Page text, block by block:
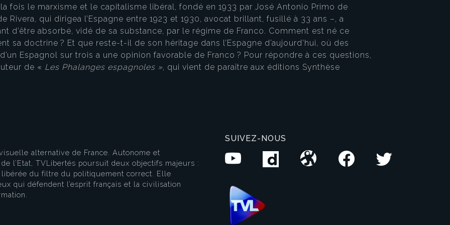
des cookies
fois le marxisme et le capitalisme libéral, fondé en 1933 par José Antonio Primo de
Rivera, qui dirigea l’Espagne entre 1923 et 1930, avocat brillant, fusillé à 33 ans –, a
d’être absorbé, vidé de sa substance, par le régime de Franco. Comment est né ce
sa doctrine ? Et que reste-t-il de son héritage dans l’Espagne d’aujourd’hui, où des
Espagnol sur trois a une opinion favorable de Franco ? Pour répondre à ces questions,
de « Les Phalanges espagnoles », qui vient de paraître aux éditions Synthèse
alternative de France. Autonome et
l’Etat, TVLibertés poursuit deux objectifs majeurs :
du filtre du politiquement correct. Elle
qui défendent l’esprit français et la civilisation
SUIVEZ-NOUS